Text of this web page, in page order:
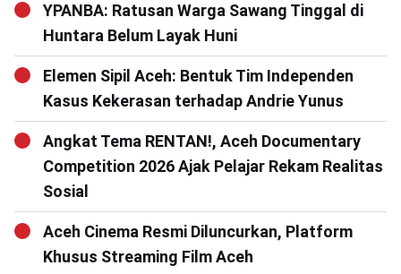
YPANBA: Ratusan Warga Sawang Tinggal di
Huntara Belum Layak Huni
Elemen Sipil Aceh: Bentuk Tim Independen
Kasus Kekerasan terhadap Andrie Yunus
Angkat Tema RENTAN!, Aceh Documentary
Competition 2026 Ajak Pelajar Rekam Realitas
Sosial
Aceh Cinema Resmi Diluncurkan, Platform
Khusus Streaming Film Aceh